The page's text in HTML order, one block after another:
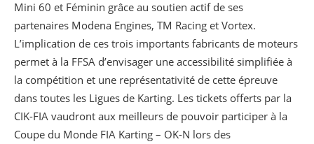
Mini 60 et Féminin grâce au soutien actif de ses
partenaires Modena Engines, TM Racing et Vortex.
L’implication de ces trois importants fabricants de moteurs
permet à la FFSA d’envisager une accessibilité simplifiée à
la compétition et une représentativité de cette épreuve
dans toutes les Ligues de Karting. Les tickets offerts par la
CIK-FIA vaudront aux meilleurs de pouvoir participer à la
Coupe du Monde FIA Karting – OK-N lors des